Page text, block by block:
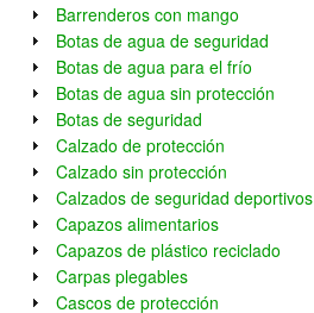
Barrenderos con mango
Botas de agua de seguridad
Botas de agua para el frío
Botas de agua sin protección
Botas de seguridad
Calzado de protección
Calzado sin protección
Calzados de seguridad deportivos
Capazos alimentarios
Capazos de plástico reciclado
Carpas plegables
Cascos de protección